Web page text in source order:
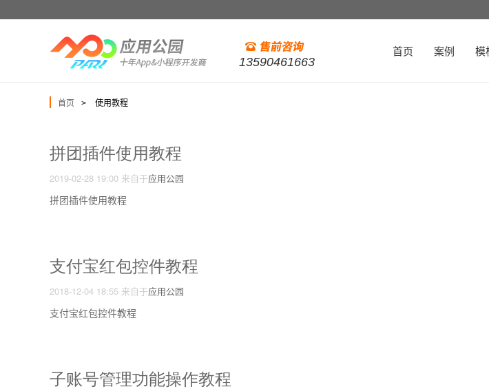
13590461663
首页 案例 模
首页 > 使用教程
拼团插件使用教程
2019-02-28 19:00 来自于应用公园
拼团插件使用教程
支付宝红包控件教程
2018-12-04 18:55 来自于应用公园
支付宝红包控件教程
子账号管理功能操作教程